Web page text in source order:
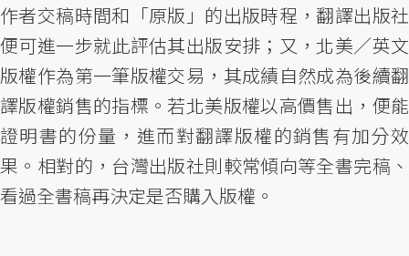
作者交稿時間和「原版」的出版時程，翻譯出版社
便可進一步就此評估其出版安排；又，北美／英文
版權作為第一筆版權交易，其成績自然成為後續翻
譯版權銷售的指標。若北美版權以高價售出，便能
證明書的份量，進而對翻譯版權的銷售有加分效
果。相對的，台灣出版社則較常傾向等全書完稿、
看過全書稿再決定是否購入版權。